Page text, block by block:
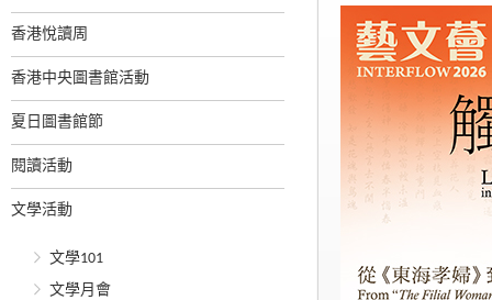
香港悅讀周
香港中央圖書館活動
夏日圖書館節
閱讀活動
文學活動
文學101
文學月會